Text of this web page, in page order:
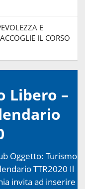
E
IL CORSO
Libero –
Oggetto: Turismo
TTR2020 Il
invita ad inserire